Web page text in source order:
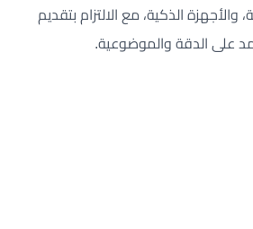
والأجهزة الذكية، مع الالتزام بتقديم
على الدقة والموضوعية.